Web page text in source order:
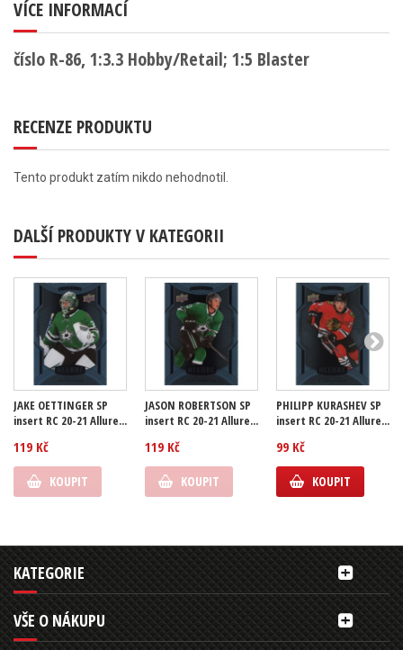
VÍCE INFORMACÍ
číslo R-86, 1:3.3 Hobby/Retail; 1:5 Blaster
RECENZE PRODUKTU
Tento produkt zatím nikdo nehodnotil.
DALŠÍ PRODUKTY V KATEGORII
JAKE OETTINGER SP
insert RC 20-21 Allure...
119 Kč
KOUPIT
JASON ROBERTSON SP
insert RC 20-21 Allure...
119 Kč
KOUPIT
PHILIPP KURASHEV SP
insert RC 20-21 Allure...
99 Kč
KOUPIT
KATEGORIE
VŠE O NÁKUPU